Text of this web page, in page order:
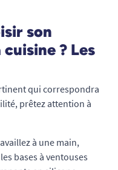
son
? Les
qui correspondra
prêtez attention à
à une main,
bases à ventouses